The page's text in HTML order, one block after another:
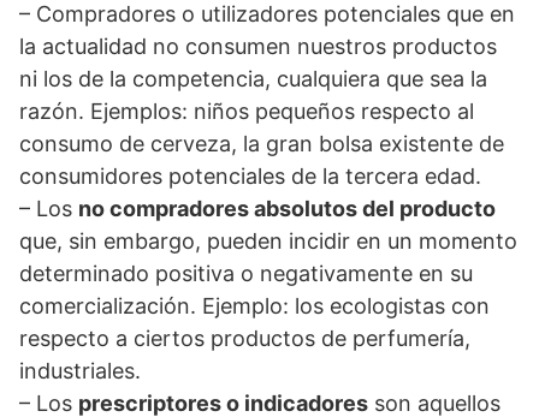
– Compradores o utilizadores potenciales que en
la actualidad no consumen nuestros productos
ni los de la competencia, cualquiera que sea la
razón. Ejemplos: niños pequeños respecto al
consumo de cerveza, la gran bolsa existente de
consumidores potenciales de la tercera edad.
– Los no compradores absolutos del producto
que, sin embargo, pueden incidir en un momento
determinado positiva o negativamente en su
comercialización. Ejemplo: los ecologistas con
respecto a ciertos productos de perfumería,
industriales.
– Los prescriptores o indicadores son aquellos